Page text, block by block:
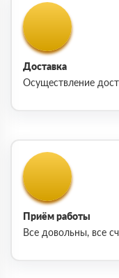
Доставка
Осуществление
Приём работы
Все довольны, все